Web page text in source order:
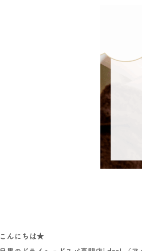
こんにちは★